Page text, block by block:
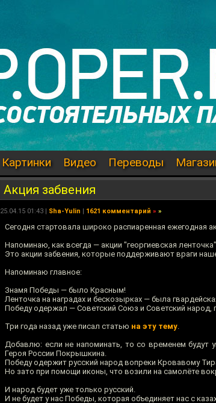
Картинки Видео Переводы
Акция забвения
25.04.15 01:43 | Sha-Yulin | 1621 комментарий » »
Сегодня стартовала широко распиаренная ежегодная
Напоминаю, как всегда — акции "георгиевская
Это акции забвения, которые поддерживают враги
Напоминаю главное:
Знамя Победы — было Красным!
Ленточка на наградах и бескозырках — была
Победу одержал — Советский Союз и Советский народ,
Три года назад уже писал статью на эту тему.
Добавлю: если не напоминать, то со временем
Героя России Покрышкина.
Победу одержит русский народ вопреки Кровавому
Но зато при помощи иконы, что возили на самолёте
И народ будет уже только русский.
И не будет у нас Победы, которая объединяет нас с